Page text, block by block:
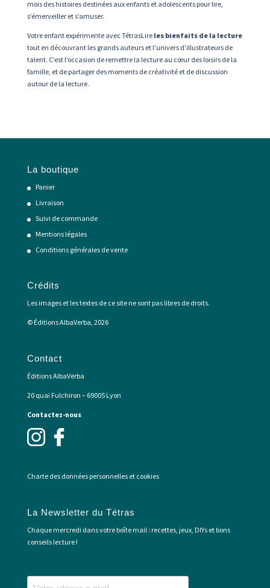
mois des histoires destinées aux enfants et adolescentspour lire,
s’émerveiller et s’amuser.
Votre enfant expérimente avec TétrasLire les bienfaits de la lecture
tout en découvrant les grands auteurs et l’univers d’illustrateurs de
talent. C’est l’occasion de remettre la lecture au cœur des loisirs de la
famille, et de partager des moments de créativité et de discussion
autour de la lecture.
La boutique
Panier
Livraison
Suivi de commande
Mentions légales
Conditions générales de vente
Crédits
Les images et les textes de ce site ne sont pas libres de droits.
© Éditions AlbaVerba, 2026
Contact
Éditions AlbaVerba
20 quai Fulchiron – 69005 Lyon
Contactez-nous
Charte des données personnelles et cookies
La Newsletter du Tétras
Chaque mercredi dans votre boîte mail : recettes, jeux, DIYs et bons
conseils lecture !